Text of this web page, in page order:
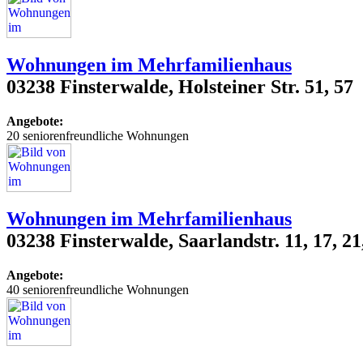
Wohnungen im Mehrfamilienhaus
03238 Finsterwalde, Holsteiner Str. 51, 57
Angebote:
20 seniorenfreundliche Wohnungen
Wohnungen im Mehrfamilienhaus
03238 Finsterwalde, Saarlandstr. 11, 17,
Angebote:
40 seniorenfreundliche Wohnungen